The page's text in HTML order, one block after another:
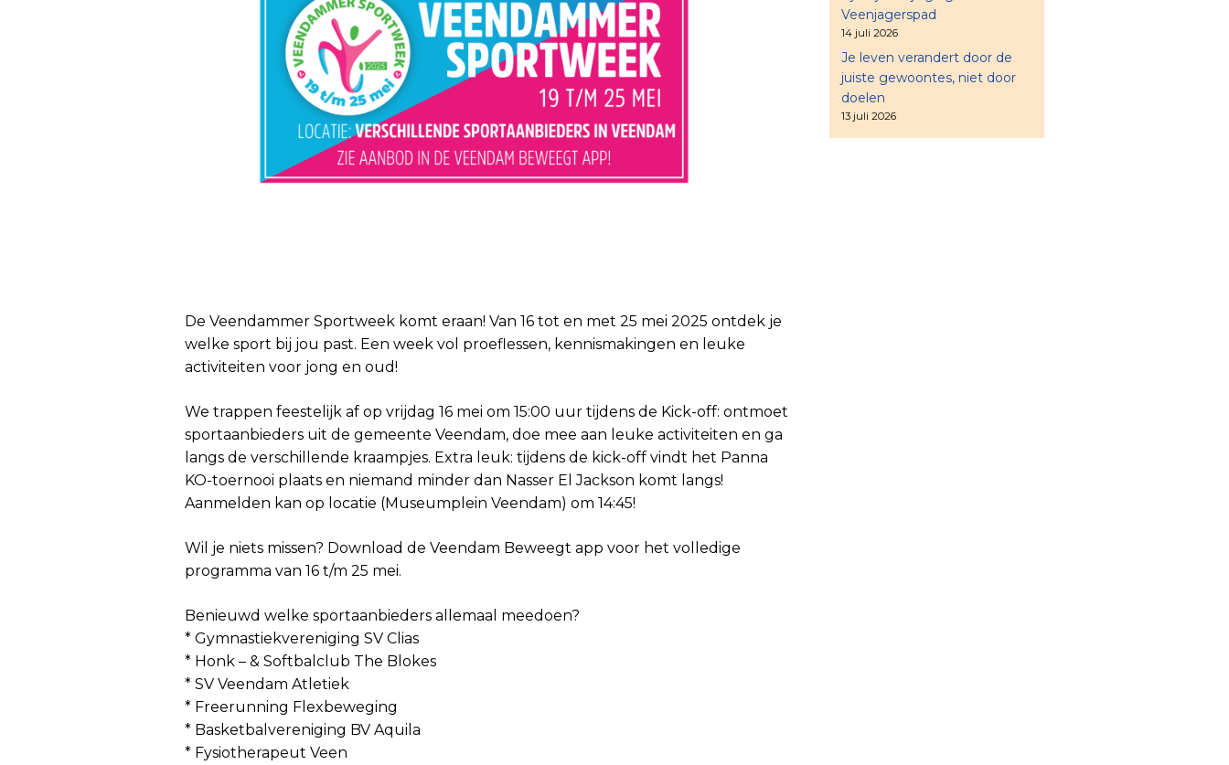
De Veendammer Sportweek komt eraan! Van 16 tot en met 25 mei 2025 ontdek je
welke sport bij jou past. Een week vol proeflessen, kennismakingen en leuke
activiteiten voor jong en oud!
We trappen feestelijk af op vrijdag 16 mei om 15:00 uur tijdens de Kick-off: ontmoet
sportaanbieders uit de gemeente Veendam, doe mee aan leuke activiteiten en ga
langs de verschillende kraampjes. Extra leuk: tijdens de kick-off vindt het Panna
KO-toernooi plaats en niemand minder dan Nasser El Jackson komt langs!
Aanmelden kan op locatie (Museumplein Veendam) om 14:45!
Wil je niets missen? Download de Veendam Beweegt app voor het volledige
programma van 16 t/m 25 mei.
Benieuwd welke sportaanbieders allemaal meedoen?
* Gymnastiekvereniging SV Clias
* Honk – & Softbalclub The Blokes
* SV Veendam Atletiek
* Freerunning Flexbeweging
* Basketbalvereniging BV Aquila
* Fysiotherapeut Veen
Veenjagerspad
14 juli 2026
Je leven verandert door de
juiste gewoontes, niet door
doelen
13 juli 2026